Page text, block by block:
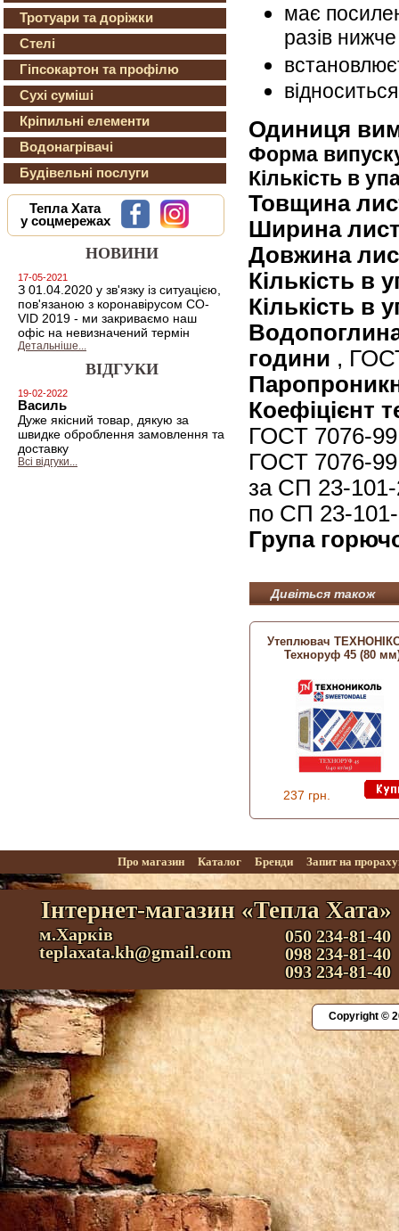
Тротуари та доріжки
Стелі
Гіпсокартон та профілю
Сухі суміші
Кріпильні елементи
Водонагрівачі
Будівельні послуги
Тепла Хата
у соцмережах
НОВИНИ
17-05-2021
З 01.04.2020 у зв'язку із ситуацією,
пов'язаною з коронавірусом CO-
VID 2019 - ми закриваємо наш
офіс на невизначений термін
Детальніше...
ВІДГУКИ
19-02-2022
Василь
Дуже якісний товар, дякую за
швидке оброблення замовлення та
доставку
Всі відгуки...
має
разів
Одиниця
Форма
Кількість в
Товщина
Ширина
Довжина
Кількість в
Кількість в
години ,
Коефіцієнт
ГОСТ 7076-
ГОСТ 7076-
за СП 23-
по СП 23-
Група
Дивіться також
Утеплювач
Техноруф 45 (80
237 грн.
Про магазин Каталог Бренди Запит на
Інтернет-магазин «Тепла Хата»
м.Харків
teplaxata.kh@gmail.com
050 234-81-40
098 234-81-40
093 234-81-40
Copyright ©